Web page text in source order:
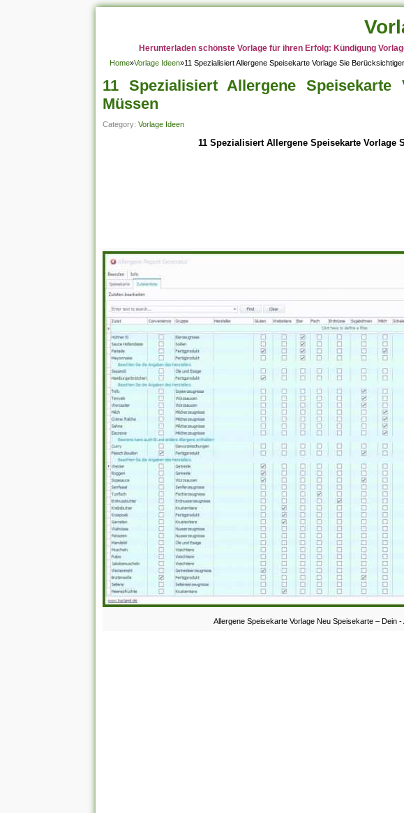
Herunterladen schönste Vorlage für ihren Erfolg: Kündigung
Home»Vorlage Ideen»11 Spezialisiert Allergene Speisekarte Vorlage Sie
11 Spezialisiert Allergene Speisekarte
Müssen
Category: Vorlage Ideen
11 Spezialisiert Allergene Speisekarte Vorlage
Allergene Speisekarte Vorlage Neu Speisekarte – Dein